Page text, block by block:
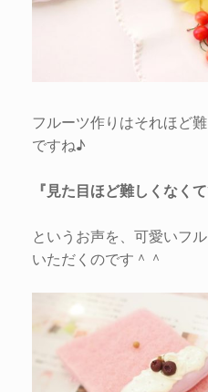
フルーツ作りはそれほど
ですね♪
『見た目ほど難しくなく
というお声を、可愛いフ
いただくのです＾＾